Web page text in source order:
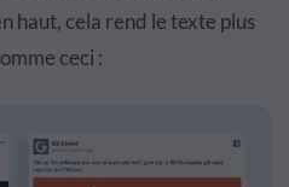
haut, cela rend le texte plus
ceci :